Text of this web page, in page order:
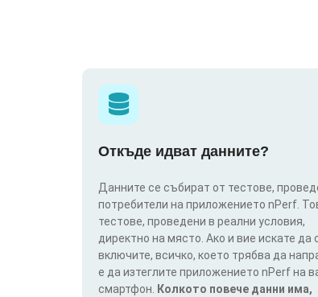
Откъде идват данните?
Данните се събират от тестове,
потребители на приложението nPerf.
тестове, проведени в реални условия,
директно на място. Ако и вие искате да
включите, всичко, което трябва да
е да изтеглите приложението nPerf на
смартфон.
Колкото повече данни има,